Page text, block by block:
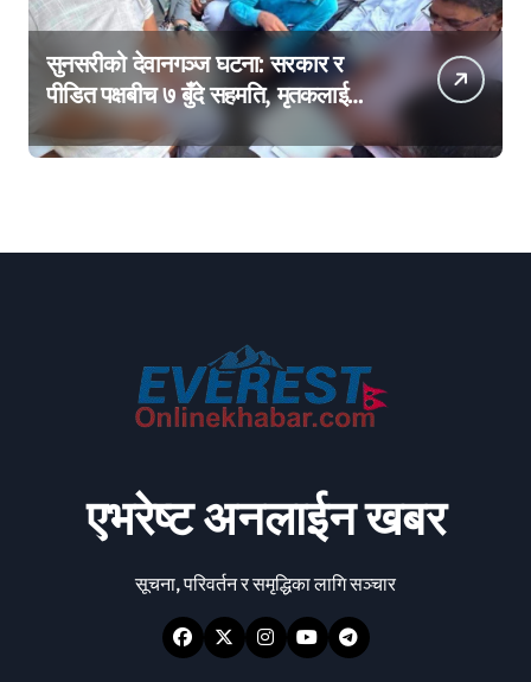
सुनसरीको देवानगञ्ज घटना: सरकार र
पीडित पक्षबीच ७ बुँदे सहमति, मृतकलाई
सहिद घोषणा र परिवारलाई राहत दिइने
एभरेष्ट अनलाईन खबर
सूचना, परिवर्तन र समृद्धिका लागि सञ्चार